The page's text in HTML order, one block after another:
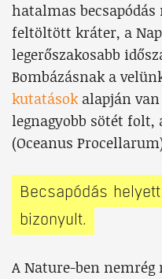
hatalmas
feltöltött kráter, a
legerőszakosabb
Bombázásnak a
kutatásokalapján van
legnagyobb sötét folt,
(Oceanus
Becsapódás
bizonyult.
A Nature-ben nemrég